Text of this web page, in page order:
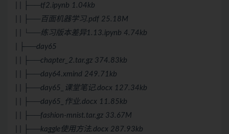
| | ├──tf2.ipynb 1.04kb
| | ├──百面机器学习.pdf 25.18M
| | └──练习版本差异1.13.ipynb 4.74kb
| ├──day65
| | ├──chapter_2.tar.gz 374.83kb
| | ├──day64.xmind 249.71kb
| | ├──day65_课堂笔记.docx 127.34kb
| | ├──day65_作业.docx 11.85kb
| | ├──fashion-mnist.tar.gz 33.67M
| | ├──kaggle使用方法.docx 287.93kb